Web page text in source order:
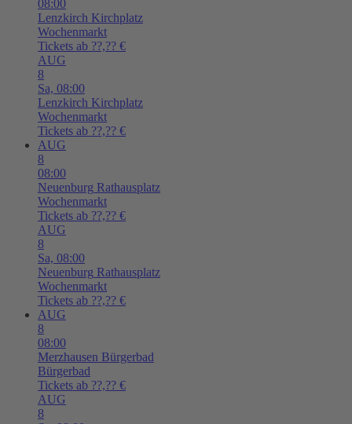
08:00
Lenzkirch Kirchplatz
Wochenmarkt
Tickets ab ??,?? €
AUG
8
Sa, 08:00
Lenzkirch Kirchplatz
Wochenmarkt
Tickets ab ??,?? €
AUG
8
08:00
Neuenburg Rathausplatz
Wochenmarkt
Tickets ab ??,?? €
AUG
8
Sa, 08:00
Neuenburg Rathausplatz
Wochenmarkt
Tickets ab ??,?? €
AUG
8
08:00
Merzhausen Bürgerbad
Bürgerbad
Tickets ab ??,?? €
AUG
8